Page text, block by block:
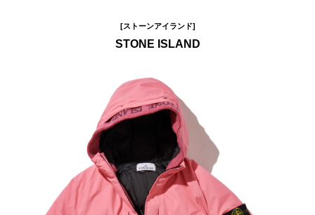
[ストーンアイランド]
STONE ISLAND